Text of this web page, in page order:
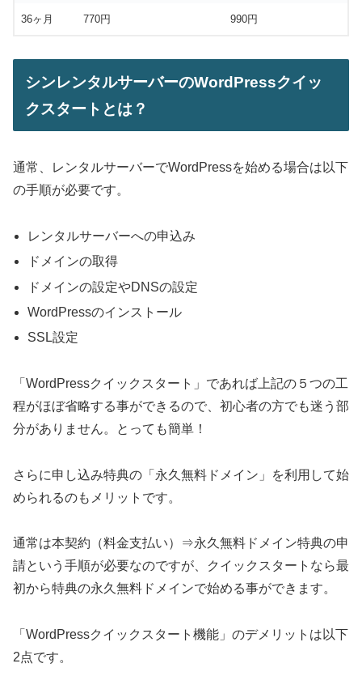
36ヶ月 770円 990円
シンレンタルサーバーのWordPressクイッ
クスタートとは？
通常、レンタルサーバーでWordPressを始める場合は以下
の手順が必要です。
レンタルサーバーへの申込み
ドメインの取得
ドメインの設定やDNSの設定
WordPressのインストール
SSL設定
「WordPressクイックスタート」であれば上記の５つの工
程がほぼ省略する事ができるので、初心者の方でも迷う部
分がありません。とっても簡単！
さらに申し込み特典の「永久無料ドメイン」を利用して始
められるのもメリットです。
通常は本契約（料金支払い）⇒永久無料ドメイン特典の申
請という手順が必要なのですが、クイックスタートなら最
初から特典の永久無料ドメインで始める事ができます。
「WordPressクイックスタート機能」のデメリットは以下
2点です。